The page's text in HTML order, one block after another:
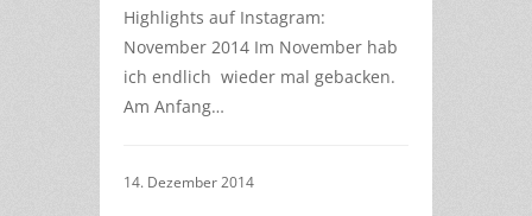
Highlights auf Instagram:
November 2014 Im November hab
ich endlich wieder mal gebacken.
Am Anfang…
14. Dezember 2014